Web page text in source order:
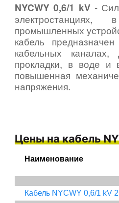
NYCWY 0,6/1 kV -
промышленных
кабель
кабельных
прокладки, в воде и
повышенная
напряжения.
Цены на кабель
Наименование
Кабель NYCWY 0,6/1 kV